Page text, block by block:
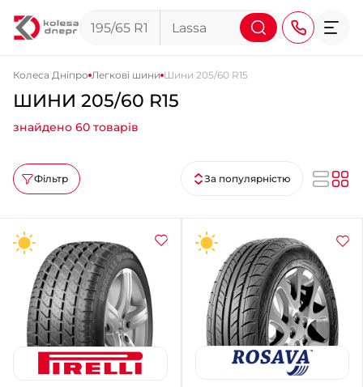
+38 (095) 276-44-44
+38 (067) 911-14-14
- на Щепкіна
+38 (098) 911-911-0
- на Тополі
+38 (098) 911-911-4
- на Калиновій
+38 (077) 7-184-184
- Донецьке шосе
Колеса Дніпро Легкові шини Шини 205/60 R15
ШИНИ 205/60 R15
знайдено 60 товарів
Фільтр За популярністю